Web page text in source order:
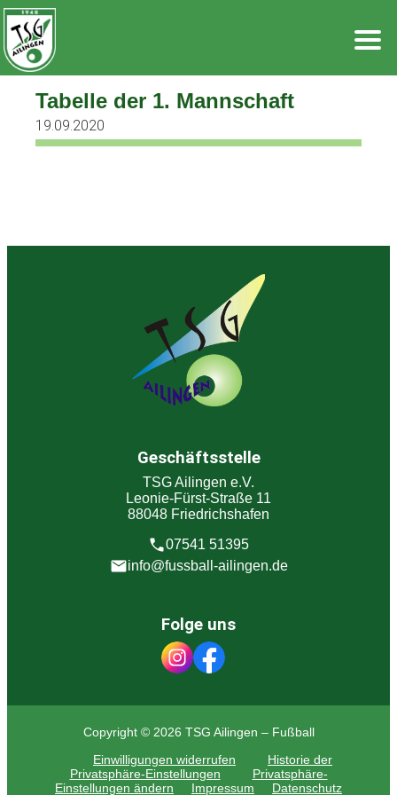
Zum
Inhalt
springen
Tabelle der 1. Mannschaft
19.09.2020
Geschäftsstelle
TSG Ailingen e.V.
Leonie-Fürst-Straße 11
88048 Friedrichshafen
07541 51395
info@fussball-ailingen.de
Folge uns
Copyright © 2026 TSG Ailingen – Fußball
Einwilligungen widerrufen
Historie der
Privatsphäre-Einstellungen
Privatsphäre-
Einstellungen ändern
Impressum Datenschutz